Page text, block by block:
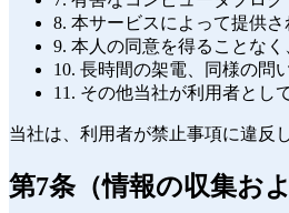
8. 本サービスによって提供
9. 本人の同意を得ることな
10. 長時間の架電、同様の問
11. その他当社が利用者とし
当社は、利用者が禁止事項に違反
第7条（情報の収集お